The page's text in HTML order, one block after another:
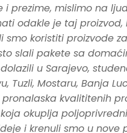
prezime, mislimo na
odakle je taj proizvod,
koristiti proizvode
slali pakete sa
u Sarajevo,
Tuzli, Mostaru, Banja
kvalititenih
okuplja
i krenuli smo u nove